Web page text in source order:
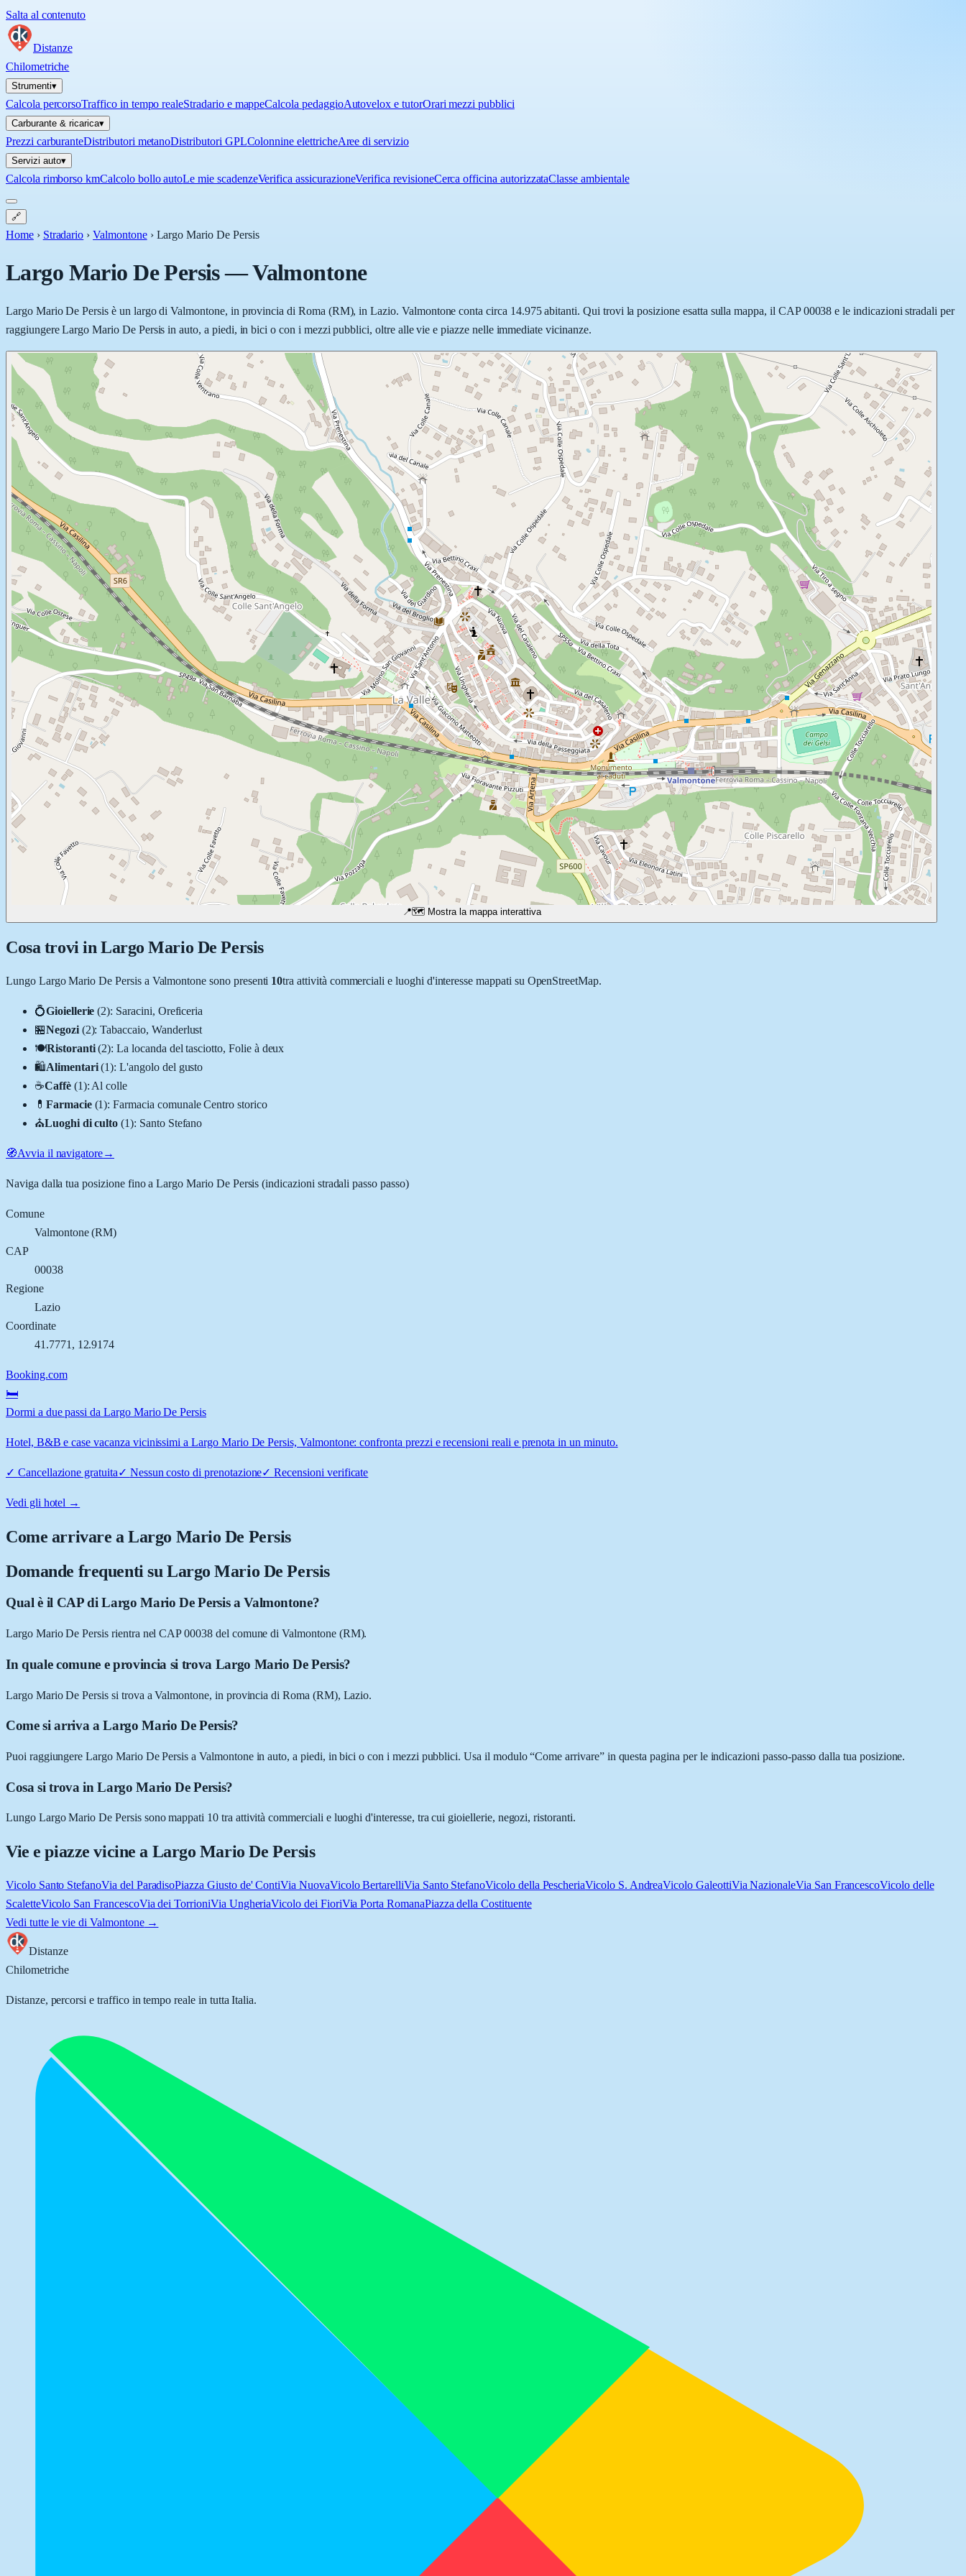
Salta al contenuto
Distanze
Chilometriche
Strumenti▾
Calcola percorsoTraffico in tempo realeStradario e mappeCalcola pedaggioAutovelox e tutorOrari mezzi pubblici
Carburante & ricarica▾
Prezzi carburanteDistributori metanoDistributori GPLColonnine elettricheAree di servizio
Servizi auto▾
Calcola rimborso kmCalcolo bollo autoLe mie scadenzeVerifica assicurazioneVerifica revisioneCerca officina autorizzataClasse ambientale
🔗
Home › Stradario › Valmontone › Largo Mario De Persis
Largo Mario De Persis—Valmontone
Largo Mario De Persis è un largo di Valmontone, in provincia di Roma (RM), in Lazio. Valmontone conta circa 14.975 abitanti. Qui trovi la posizione esatta sulla mappa, il CAP 00038 e le indicazioni stradali per
raggiungere Largo Mario De Persis in auto, a piedi, in bici o con i mezzi pubblici, oltre alle vie e piazze nelle immediate vicinanze.
📍🗺️ Mostra la mappa interattiva
Cosa trovi in Largo Mario De Persis
Lungo Largo Mario De Persisa Valmontone sono presenti 10tra attività commerciali e luoghi d'interesse mappati su OpenStreetMap.
💍Gioiellerie (2): Saracini, Oreficeria
🏪Negozi (2):Tabaccaio, Wanderlust
🍽️Ristoranti (2):La locanda del tasciotto, Folie à deux
🛍️Alimentari (1):L'angolo del gusto
☕Caffè (1): Al colle
💊 Farmacie (1):Farmacia comunale Centro storico
⛪Luoghi di culto (1): Santo Stefano
🧭Avvia il navigatore→
Naviga dalla tua posizione fino aLargo Mario De Persis (indicazioni stradali passo passo)
Comune
Valmontone(RM)
CAP
00038
Regione
Lazio
Coordinate
41.7771 , 12.9174
Booking.com
🛏️
Dormi a due passi da Largo Mario De Persis
Hotel, B&B e case vacanza vicinissimi a Largo Mario De Persis, Valmontone: confronta prezzi e recensioni reali e prenota in un minuto.
✓ Cancellazione gratuita✓ Nessun costo di prenotazione✓Recensioni verificate
Vedi gli hotel →
Come arrivare aLargo Mario De Persis
Domande frequenti su Largo Mario De Persis
Qual è il CAP di Largo Mario De Persis a Valmontone?
Largo Mario De Persis rientra nel CAP 00038 del comune di Valmontone (RM).
In quale comune e provincia si trova Largo Mario De Persis?
Largo Mario De Persis si trova a Valmontone, in provincia di Roma (RM), Lazio.
Come si arriva a Largo Mario De Persis?
Puoi raggiungere Largo Mario De Persis a Valmontone in auto, a piedi, in bici o con i mezzi pubblici. Usa il modulo “Come arrivare” in questa pagina per le indicazioni passo-passo dalla tua posizione.
Cosa si trova in Largo Mario De Persis?
Lungo Largo Mario De Persis sono mappati 10 tra attività commerciali e luoghi d'interesse, tra cui gioiellerie, negozi, ristoranti.
Vie e piazze vicine a Largo Mario De Persis
Vicolo Santo StefanoVia del ParadisoPiazza Giusto de' ContiVia NuovaVicolo BertarelliVia Santo StefanoVicolo della PescheriaVicolo S. AndreaVicolo GaleottiVia NazionaleVia San FrancescoVicolo delle
ScaletteVicolo San FrancescoVia dei TorrioniVia UngheriaVicolo dei FioriVia Porta RomanaPiazza della Costituente
Vedi tutte le vie di Valmontone→
Distanze
Chilometriche
Distanze, percorsi e traffico in tempo reale in tutta Italia.